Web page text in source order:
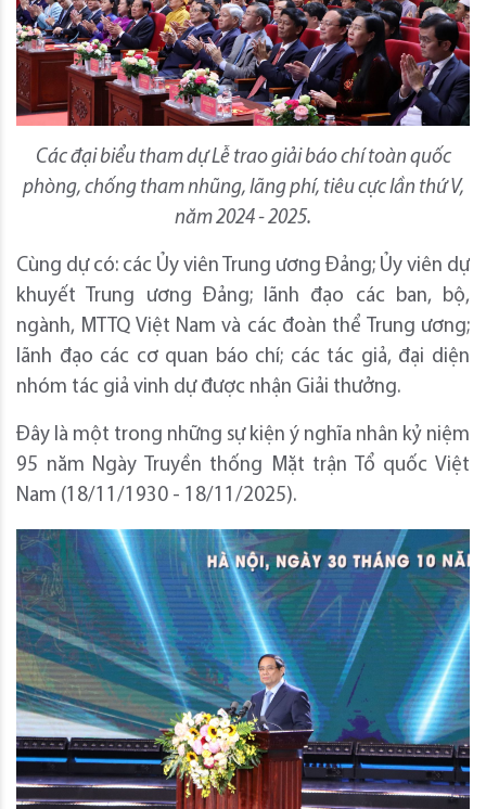
Các đại biểu tham dự Lễ trao giải báo chí toàn quốc
phòng, chống tham nhũng, lãng phí, tiêu cực lần thứ V,
năm 2024 - 2025.
Cùng dự có: các Ủy viên Trung ương Đảng; Ủy viên dự
khuyết Trung ương Đảng; lãnh đạo các ban, bộ,
ngành, MTTQ Việt Nam và các đoàn thể Trung ương;
lãnh đạo các cơ quan báo chí; các tác giả, đại diện
nhóm tác giả vinh dự được nhận Giải thưởng.
Đây là một trong những sự kiện ý nghĩa nhân kỷ niệm
95 năm Ngày Truyền thống Mặt trận Tổ quốc Việt
Nam (18/11/1930 - 18/11/2025).